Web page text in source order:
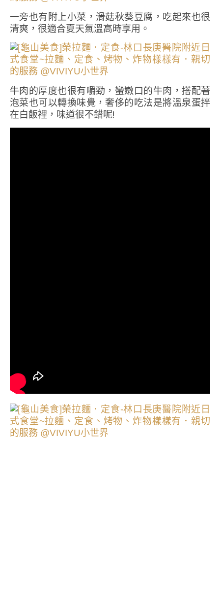
一旁也有附上小菜，滑菇秋葵豆腐，吃起來也很
清爽，很適合夏天氣溫高時享用。
牛肉的厚度也很有嚼勁，蠻嫩口的牛肉，搭配著
泡菜也可以轉換味覺，奢侈的吃法是將溫泉蛋拌
在白飯裡，味道很不錯呢!